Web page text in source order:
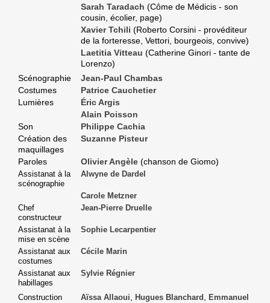
Sarah Taradach (Côme de Médicis - son
cousin, écolier, page)
Xavier Tchili (Roberto Corsini - provéditeur
de la forteresse, Vettori, bourgeois, convive)
Laetitia Vitteau (Catherine Ginori - tante de
Lorenzo)
Scénographie
Jean-Paul Chambas
Costumes
Patrice Cauchetier
Lumières
Éric Argis
Alain Poisson
Son
Philippe Cachia
Création des
maquillages
Suzanne Pisteur
Paroles Olivier Angèle (chanson de Giomo)
Assistanat à la
scénographie
Alwyne de Dardel
Carole Metzner
Chef
constructeur
Jean-Pierre Druelle
Assistanat à la
mise en scène
Sophie Lecarpentier
Assistanat aux
costumes
Cécile Marin
Assistanat aux
habillages
Sylvie Régnier
Construction Aïssa Allaoui Hugues Blanchard
Emmanuel